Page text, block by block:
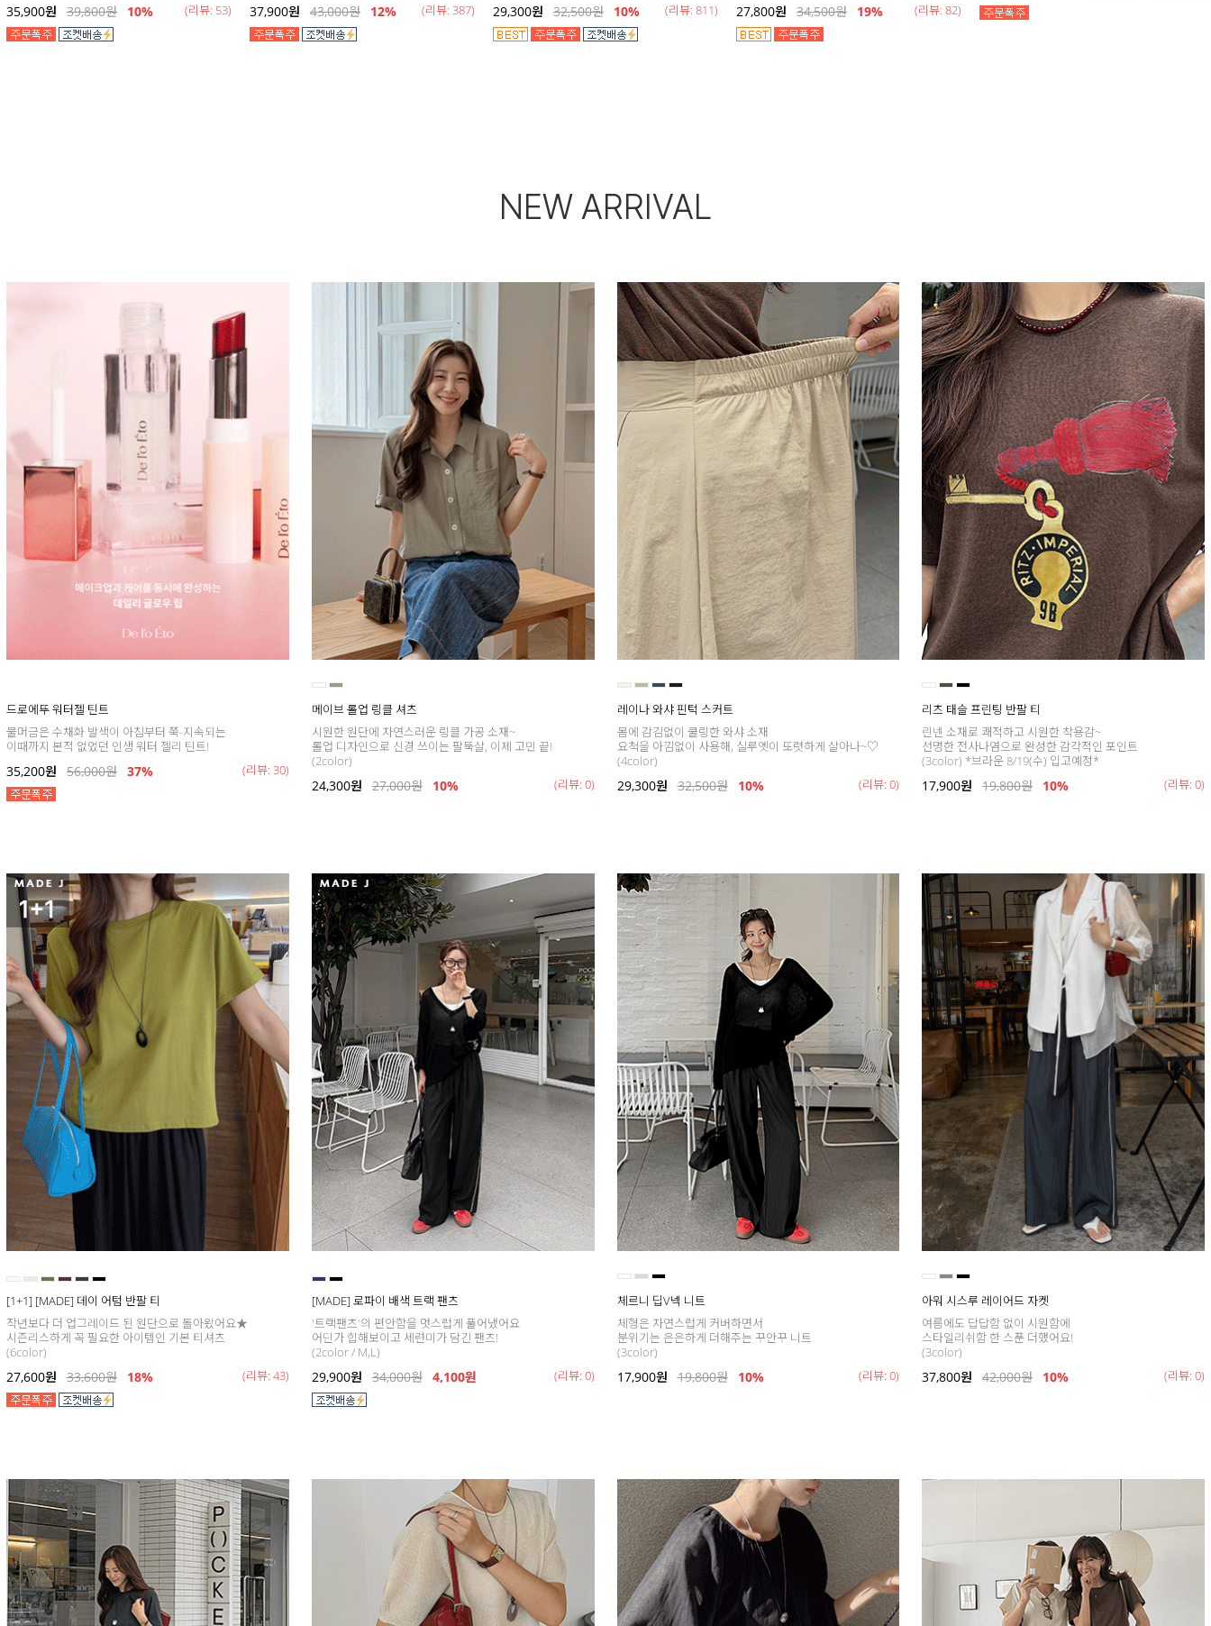
35,900원 39,800원 10% (리뷰: 53) 37,900원 43,000원 12% (리뷰: 387) 29,300원 32,500원 10% (리뷰: 811) 27,800원 34,500원 19% (리뷰: 82)
NEW ARRIVAL
드로에뚜 워터젤 틴트
물머금은 수채화 발색이 아침부터 쭉-지속되는
이때까지 본적 없었던 인생 워터 젤리 틴트!
35,200원 56,000원 37% (리뷰: 30)
메이브 롤업 링클 셔츠
시원한 원단에 자연스러운 링클 가공 소재~
롤업 디자인으로 신경 쓰이는 팔뚝살, 이제 고민 끝!
(2color)
24,300원 27,000원 10% (리뷰: 0)
레이나 와샤 핀턱 스커트
몸에 감김없이 쿨링한 와샤 소재
요척을 아낌없이 사용해, 실루엣이 또렷하게 살아나~♡
(4color)
29,300원 32,500원 10% (리뷰: 0)
리츠 태슬 프린팅 반팔 티
린넨 소재로 쾌적하고 시원한 착용감~
선명한 전사나염으로 완성한 감각적인 포인트
(3color) *브라운 8/19(수) 입고예정*
17,900원 19,800원 10% (리뷰: 0)
[1+1] [MADE] 데이 어텀 반팔 티
작년보다 더 업그레이드 된 원단으로 돌아왔어요★
시즌리스하게 꼭 필요한 아이템인 기본 티셔츠
(6color)
27,600원 33,600원 18% (리뷰: 43)
[MADE] 로파이 배색 트랙 팬츠
'트랙팬츠'의 편안함을 멋스럽게 풀어냈어요
어딘가 힙해보이고 세련미가 담긴 팬츠!
(2color / M,L)
29,900원 34,000원 4,100원 (리뷰: 0)
체르니 딥V넥 니트
체형은 자연스럽게 커버하면서
분위기는 은은하게 더해주는 꾸안꾸 니트
(3color)
17,900원 19,800원 10% (리뷰: 0)
아워 시스루 레이어드 자켓
여름에도 답답함 없이 시원함에
스타일리쉬함 한 스푼 더했어요!
(3color)
37,800원 42,000원 10% (리뷰: 0)